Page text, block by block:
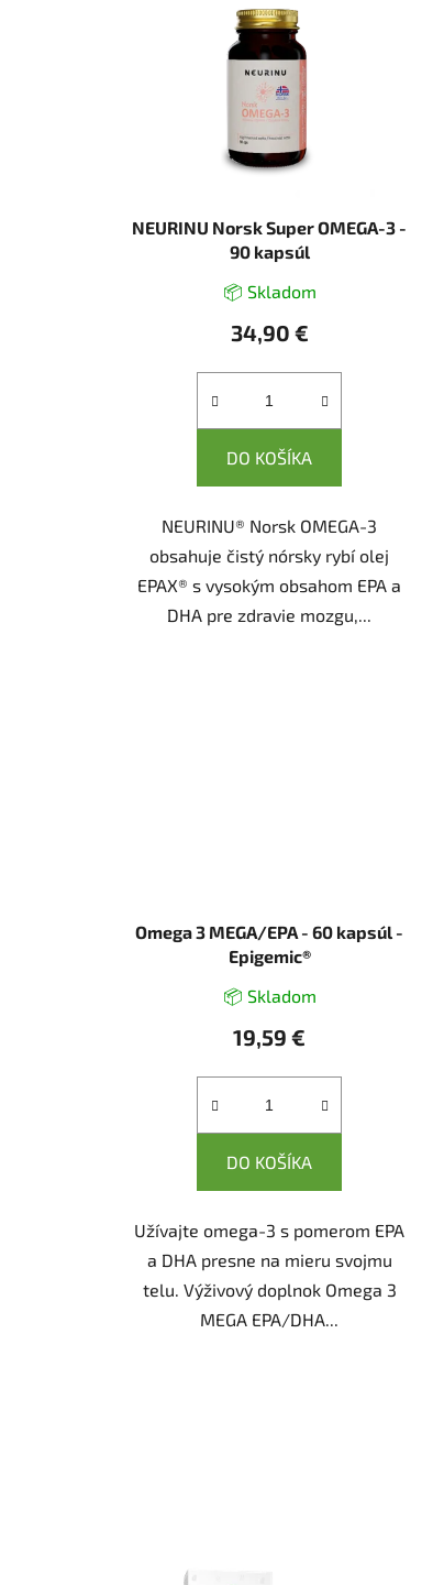
NEURINU Norsk Super OMEGA-3 -
90 kapsúl
📦 Skladom
34,90 €
DO KOŠÍKA
NEURINU® Norsk OMEGA-3
obsahuje čistý nórsky rybí olej
EPAX® s vysokým obsahom EPA a
DHA pre zdravie mozgu,...
Omega 3 MEGA/EPA - 60 kapsúl -
Epigemic®
📦 Skladom
19,59 €
DO KOŠÍKA
Užívajte omega-3 s pomerom EPA
a DHA presne na mieru svojmu
telu. Výživový doplnok Omega 3
MEGA EPA/DHA...